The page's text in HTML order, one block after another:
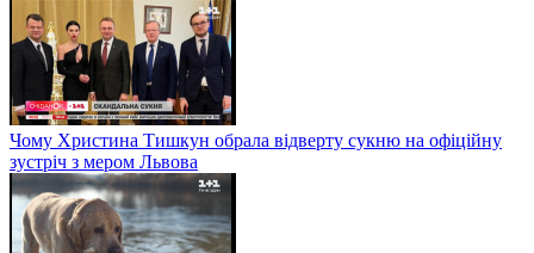
Чому Христина Тишкун обрала відверту сукню на офіційну
зустріч з мером Львова